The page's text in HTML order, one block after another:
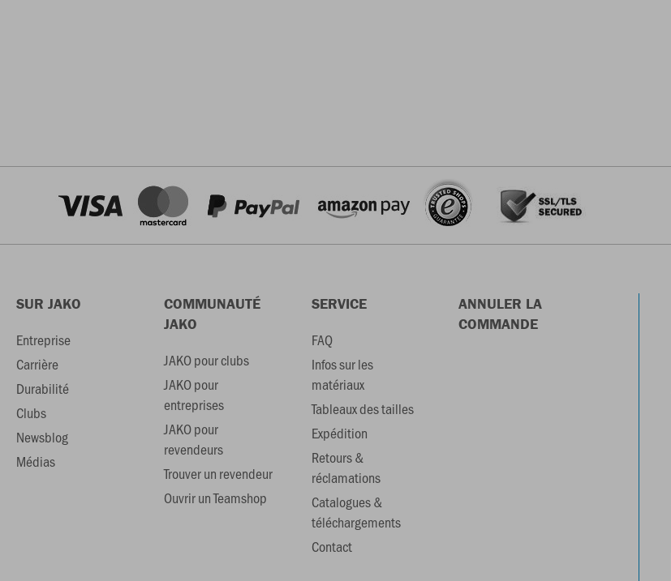
SUR JAKO
Entreprise
Carrière
Durabilité
Clubs
Newsblog
Médias
COMMUNAUTÉ
JAKO
JAKO pour clubs
JAKO pour
entreprises
JAKO pour
revendeurs
Trouver un revendeur
Ouvrir un Teamshop
SERVICE
FAQ
Infos sur les
matériaux
Tableaux des tailles
Expédition
Retours &
réclamations
Catalogues &
téléchargements
Contact
ANNULER LA
COMMANDE